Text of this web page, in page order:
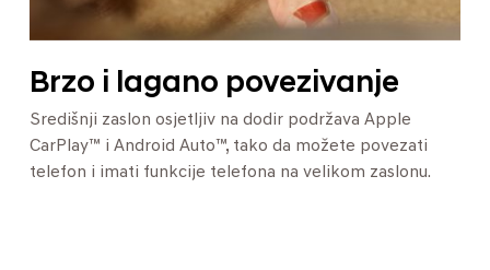
Brzo i lagano povezivanje
Središnji zaslon osjetljiv na dodir podržava Apple
CarPlay™ i Android Auto™, tako da možete povezati
telefon i imati funkcije telefona na velikom zaslonu.